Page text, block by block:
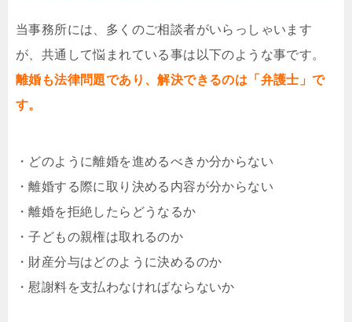
当事務所には、多くのご相談者がいらっしゃいます
が、共通して悩まれている事は以下のような事です。
離婚も法律問題であり、解決できるのは「弁護士」で
す。
・どのように離婚を進めるべきか分からない
・離婚する際に取り決める内容が分からない
・離婚を拒絶したらどうなるか
・子どもの親権は取れるのか
・財産分与はどのように決めるのか
・慰謝料を支払わなければならないか